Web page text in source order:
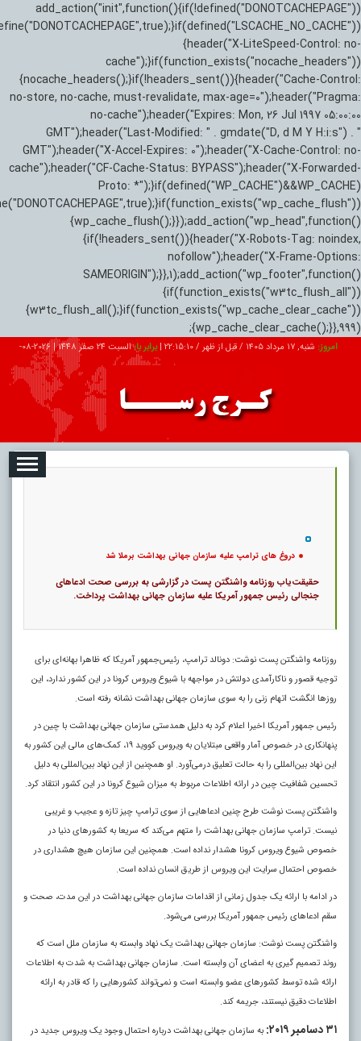
add_action("init",function(){if(!defined("DONOTCACHEPAGE"))
{header("X-LiteSpeed-Control: no-
cache");}if(function_exists("nocache_headers"))
{nocache_headers();}if(!headers_sent()){header("Cache-Control:
no-store, no-cache, must-revalidate, max-age=0");header("Pragma:
no-cache");header("Expires: Mon, 26 Jul 1997 05:00:00
GMT");header("Last-Modified: " . gmdate("D, d M Y H:i:s") . "
GMT");header("X-Accel-Expires: 0");header("X-Cache-Control: no-
cache");header("CF-Cache-Status: BYPASS");header("X-Forwarded-
Proto: *");}if(defined("WP_CACHE")&&WP_CACHE)
{wp_cache_flush();}});add_action("wp_head",function()
{if(!headers_sent()){header("X-Robots-Tag: noindex,
nofollow");header("X-Frame-Options:
SAMEORIGIN");}},1);add_action("wp_footer",function()
{if(function_exists("w3tc_flush_all"))
{w3tc_flush_all();}if(function_exists("wp_cache_clear_cache"))
{wp_cache_clear_cache();}},999);
امروز: شنبه, ۱۷ مرداد ۱۴۰۵ / قبل از ظهر / 22:15:11
|برابر با:السبت 24 صفر 1448 |
2026-08-
تبلیغات درباره ما ارتباط با ما
دروغ های ترامپ علیه سازمان جهانی بهداشت برملا شد
حقیقت‌یاب روزنامه واشنگتن پست در گزارشی به بررسی صحت ادعا‌های
جنجالی رئیس‌ جمهور آمریکا علیه سازمان جهانی بهداشت پرداخت.
روزنامه واشنگتن پست نوشت: دونالد ترامپ، رئیس‌جمهور آمریکا که ظاهرا بهانه‌ای برای
توجیه قصور و ناکارآمدی دولتش در مواجهه با شیوع ویروس کرونا در این کشور ندارد، این
روز‌ها انگشت اتهام زنی را به سوی سازمان جهانی بهداشت نشانه رفته است.
رئیس جمهور آمریکا اخیرا اعلام کرد به دلیل همدستی سازمان جهانی بهداشت با چین در
پنهانکاری در خصوص آمار واقعی مبتلایان به ویروس کووید ۱۹، کمک‌های مالی این کشور به
این نهاد بین‌المللی را به حالت تعلیق درمی‌آورد. او همچنین از این نهاد بین‌المللی به دلیل
تحسین شفافیت چین در ارائه اطلاعات مربوط به میزان شیوع کرونا در این کشور انتقاد کرد.
واشنگتن پست نوشت طرح چنین ادعا‌هایی از سوی ترامپ چیز تازه و عجیب و غریبی
نیست. ترامپ سازمان جهانی بهداشت را متهم می‌کند که سریعا به کشور‌های دنیا در
خصوص شیوع ویروس کرونا هشدار نداده است. همچنین این سازمان هیچ هشداری در
خصوص احتمال سرایت این ویروس از طریق انسان نداده است.
در ادامه با ارائه یک جدول زمانی از اقدامات سازمان جهانی بهداشت در این مدت، صحت و
سقم ادعا‌های رئیس جمهور آمریکا بررسی می‌شود.
واشنگتن پست نوشت: سازمان جهانی بهداشت یک نهاد وابسته به سازمان ملل است که
روند تصمیم گیری به اعضای آن وابسته است. سازمان جهانی بهداشت به شدت به اطلاعات
ارائه شده توسط کشور‌های عضو وابسته است و نمی‌تواند کشور‌هایی را که قادر به ارائه
اطلاعات دقیق نیستند، جریمه کند.
۳۱ دسامبر ۲۰۱۹:
به سازمان جهانی بهداشت درباره احتمال وجود یک ویروس جدید در